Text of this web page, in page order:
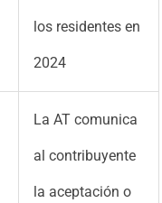
los residentes en
2024
La AT comunica
al contribuyente
la aceptación o